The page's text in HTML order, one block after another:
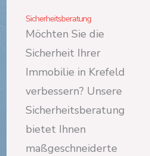
Sicherheitsberatung
Möchten Sie die
Sicherheit Ihrer
Immobilie in Krefeld
verbessern? Unsere
Sicherheitsberatung
bietet Ihnen
maßgeschneiderte